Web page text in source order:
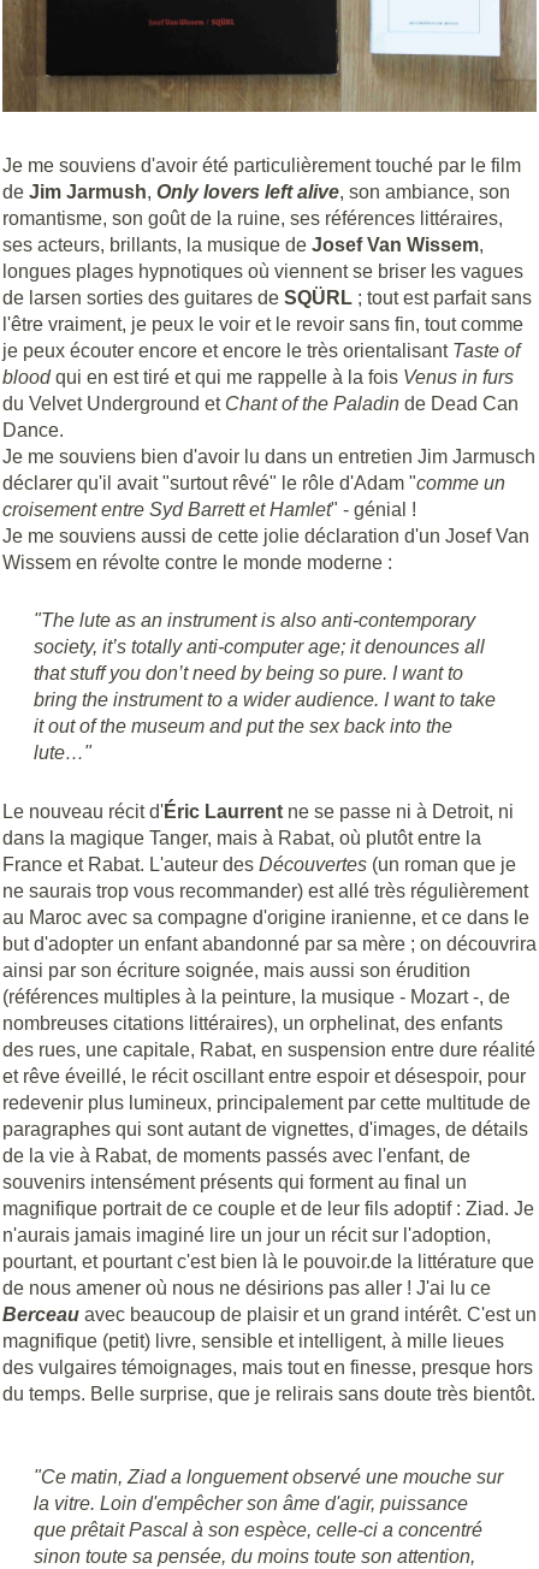
Je me souviens d'avoir été particulièrement touché par le film
de Jim Jarmush, Only lovers left alive, son ambiance, son
romantisme, son goût de la ruine, ses références littéraires,
ses acteurs, brillants, la musique de Josef Van Wissem,
longues plages hypnotiques où viennent se briser les vagues
de larsen sorties des guitares de SQÜRL ; tout est parfait sans
l'être vraiment, je peux le voir et le revoir sans fin, tout comme
je peux écouter encore et encore le très orientalisant Taste of
bloodqui en est tiré et qui me rappelle à la fois Venus in furs
du Velvet Underground et Chant of the Paladin de Dead Can
Dance.
Je me souviens bien d'avoir lu dans un entretien Jim Jarmusch
déclarer qu'il avait "surtout rêvé" le rôle d'Adam "comme un
croisement entre Syd Barrett et Hamlet" - génial !
Je me souviens aussi de cette jolie déclaration d'un Josef Van
Wissem en révolte contre le monde moderne :
"The lute as an instrument is also anti-contemporary
society, it’s totally anti-computer age; it denounces all
that stuff you don’t need by being so pure. I want to
bring the instrument to a wider audience. I want to take
it out of the museum and put the sex back into the
lute…"
Le nouveau récit d'Éric Laurrent ne se passe ni à Detroit, ni
dans la magique Tanger, mais à Rabat, où plutôt entre la
France et Rabat. L'auteur des Découvertes (un roman que je
ne saurais trop vous recommander) est allé très régulièrement
au Maroc avec sa compagne d'origine iranienne, et ce dans le
but d'adopter un enfant abandonné par sa mère ; on découvrira
ainsi par son écriture soignée, mais aussi son érudition
(références multiples à la peinture, la musique - Mozart -, de
nombreuses citations littéraires), un orphelinat, des enfants
des rues, une capitale, Rabat, en suspension entre dure réalité
et rêve éveillé, le récit oscillant entre espoir et désespoir, pour
redevenir plus lumineux, principalement par cette multitude de
paragraphes qui sont autant de vignettes, d'images, de détails
de la vie à Rabat, de moments passés avec l'enfant, de
souvenirs intensément présents qui forment au final un
magnifique portrait de ce couple et de leur fils adoptif : Ziad. Je
n'aurais jamais imaginé lire un jour un récit sur l'adoption,
pourtant, et pourtant c'est bien là le pouvoir.de la littérature que
de nous amener où nous ne désirions pas aller ! J'ai lu ce
Berceau avec beaucoup de plaisir et un grand intérêt. C'est un
magnifique (petit) livre, sensible et intelligent, à mille lieues
des vulgaires témoignages, mais tout en finesse, presque hors
du temps. Belle surprise, que je relirais sans doute très bientôt.
"Ce matin, Ziad a longuement observé une mouche sur
la vitre. Loin d'empêcher son âme d'agir, puissance
que prêtait Pascal à son espèce, celle-ci a concentré
sinon toute sa pensée, du moins toute son attention,